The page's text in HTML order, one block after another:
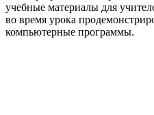
учебные материалы для
во время урока
компьютерные программы.